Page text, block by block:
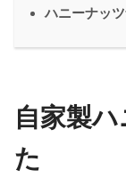
ハニーナッ
自家製
た